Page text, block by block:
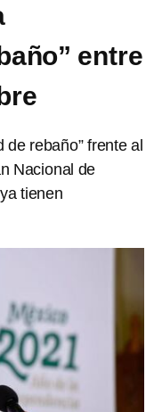
entre
rebaño” frente al
Nacional de
tienen